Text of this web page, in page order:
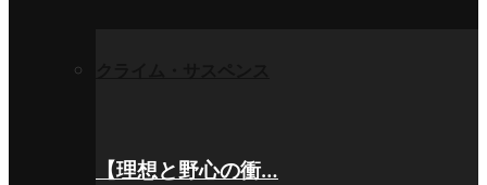
【理想と野心の衝…